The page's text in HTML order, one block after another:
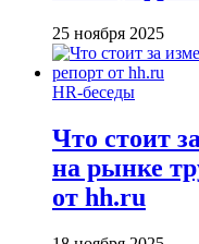
25 ноября 2025
HR-беседы
Что стоит
на рынке
от hh.ru